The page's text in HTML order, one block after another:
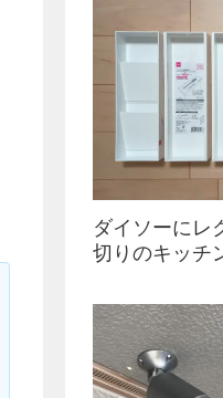
ダイソーにレ
切りのキッチ